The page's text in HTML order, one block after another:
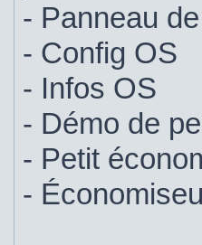
- Panneau
- Config OS
- Infos OS
- Démo de
- Petit
-